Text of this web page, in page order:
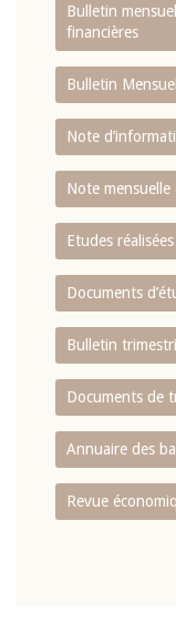
Bulletin
financières
Bulletin
Note
Note
Etudes
Documents
Bulletin
Documents de
Annuaire des
Revue